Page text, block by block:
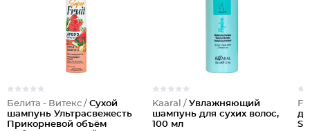
Белита - Витекс / Сухой
шампунь Ультрасвежесть
Прикорневой объём
Kaaral / Увлажняющий
шампунь для сухих волос,
100 мл